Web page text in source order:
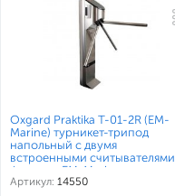
Oxgard Praktika T-01-2R (EM-
Marine) турникет-трипод
напольный с двумя
встроенными считывателями
формата EM-Marine
Артикул: 14550